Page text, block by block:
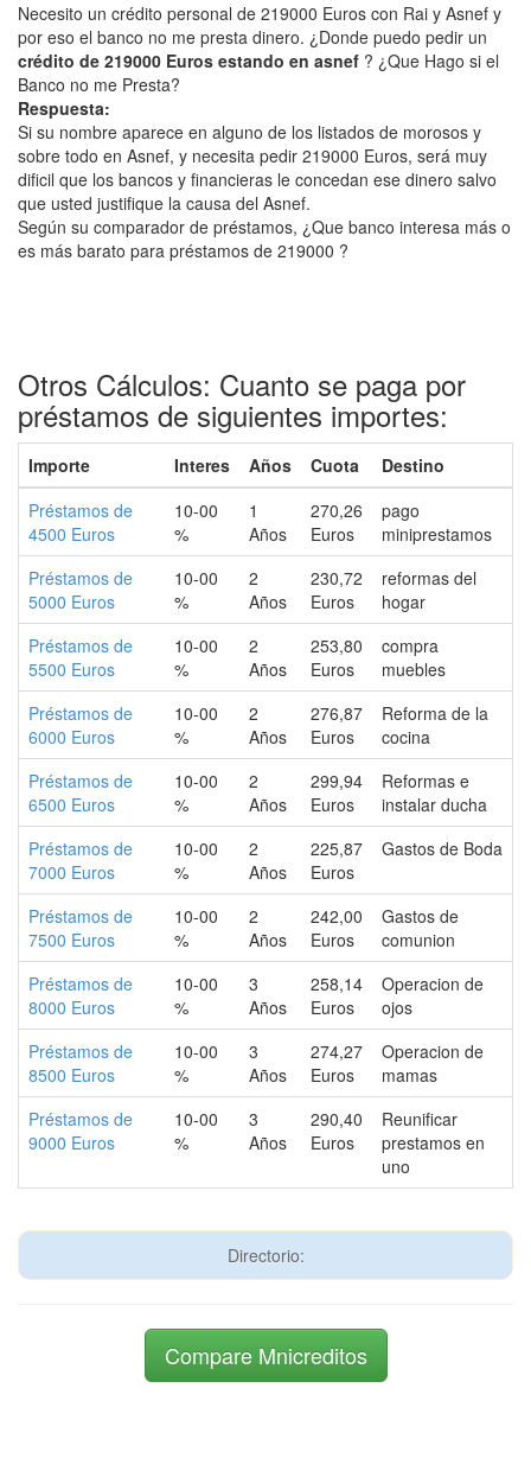
Necesito un crédito personal de 219000 Euros con Rai y Asnef y
por eso el banco no me presta dinero. ¿Donde puedo pedir un
crédito de 219000 Euros estando en asnef ? ¿Que Hago si el
Banco no me Presta?
Respuesta:
Si su nombre aparece en alguno de los listados de morosos y
sobre todo en Asnef, y necesita pedir 219000 Euros, será muy
dificil que los bancos y financieras le concedan ese dinero salvo
que usted justifique la causa del Asnef.
Según su comparador de préstamos, ¿Que banco interesa más o
es más barato para préstamos de 219000 ?
Otros Cálculos: Cuanto se paga por
préstamos de siguientes importes:
Importe Interes Años Cuota
Destino
Préstamos de
4500 Euros
10-00
%
1
Años
270,26
Euros
pago
miniprestamos
Préstamos de
5000 Euros
10-00
%
2
Años
230,72
Euros
reformas del
hogar
Préstamos de
5500 Euros
10-00
%
2
Años
253,80
Euros
compra
muebles
Préstamos de
6000 Euros
10-00
%
2
Años
276,87
Euros
Reforma de la
cocina
Préstamos de
6500 Euros
10-00
%
2
Años
299,94
Euros
Reformas e
instalar ducha
Préstamos de
7000 Euros
10-00
%
2
Años
225,87
Euros
Gastos de Boda
Préstamos de
7500 Euros
10-00
%
2
Años
242,00
Euros
Gastos de
comunion
Préstamos de
8000 Euros
10-00
%
3
Años
258,14
Euros
Operacion de
ojos
Préstamos de
8500 Euros
10-00
%
3
Años
274,27
Euros
Operacion de
mamas
Préstamos de
9000 Euros
10-00
%
3
Años
290,40
Euros
Reunificar
prestamos en
uno
Directorio:
Compare Mnicreditos